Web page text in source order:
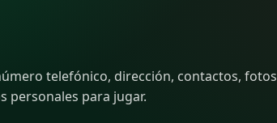
telefónico, dirección, contactos, fotos
personales para jugar.